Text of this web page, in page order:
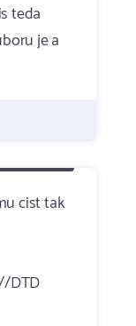
teda
je a
cist tak
DTD